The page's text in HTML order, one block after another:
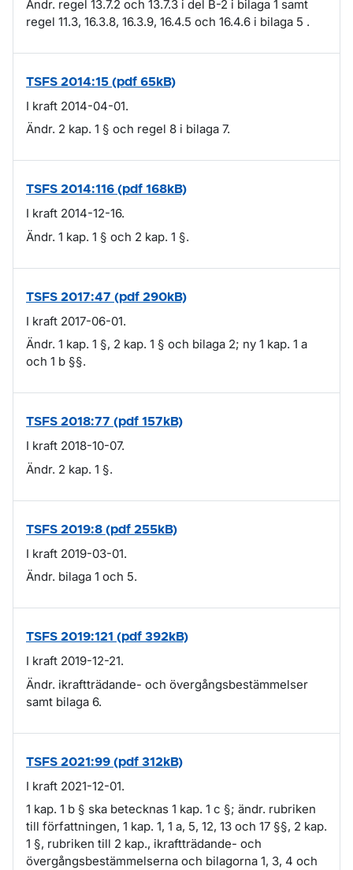
Ändr. regel 13.7.2 och 13.7.3 i del B-2 i bilaga 1 samt
regel 11.3, 16.3.8, 16.3.9, 16.4.5 och 16.4.6 i bilaga 5 .
TSFS 2014:15 (pdf 65kB)
I kraft 2014-04-01.
Ändr. 2 kap. 1 § och regel 8 i bilaga 7.
TSFS 2014:116 (pdf 168kB)
I kraft 2014-12-16.
Ändr. 1 kap. 1 § och 2 kap. 1 §.
TSFS 2017:47 (pdf 290kB)
I kraft 2017-06-01.
Ändr. 1 kap. 1 §, 2 kap. 1 § och bilaga 2; ny 1 kap. 1 a
och 1 b §§.
TSFS 2018:77 (pdf 157kB)
I kraft 2018-10-07.
Ändr. 2 kap. 1 §.
TSFS 2019:8 (pdf 255kB)
I kraft 2019-03-01.
Ändr. bilaga 1 och 5.
TSFS 2019:121 (pdf 392kB)
I kraft 2019-12-21.
Ändr. ikraftträdande- och övergångsbestämmelser
samt bilaga 6.
TSFS 2021:99 (pdf 312kB)
I kraft 2021-12-01.
1 kap. 1 b § ska betecknas 1 kap. 1 c §; ändr. rubriken
till författningen, 1 kap. 1, 1 a, 5, 12, 13 och 17 §§, 2 kap.
1 §, rubriken till 2 kap., ikraftträdande- och
övergångsbestämmelserna och bilagorna 1, 3, 4 och